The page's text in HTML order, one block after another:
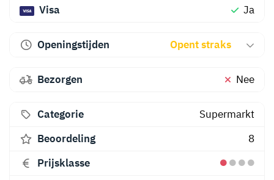
Visa
Ja
Openingstijden Opent straks
Bezorgen Nee
Categorie
Supermarkt
Beoordeling
8
Prijsklasse